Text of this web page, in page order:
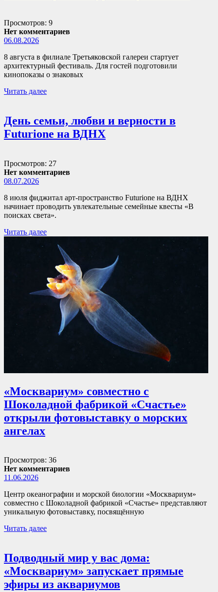
Просмотров: 9
Нет комментариев
06.08.2026
8 августа в филиале Третьяковской галереи стартует
архитектурный фестиваль. Для гостей подготовили
кинопоказы о знаковых
Читать далее
День семьи, любви и верности в
Futurione на ВДНХ
Просмотров: 27
Нет комментариев
08.07.2026
8 июля фиджитал арт-пространство Futurione на ВДНХ
начинает проводить увлекательные семейные квесты «В
поисках света».
Читать далее
«Москвариум» совместно с
Шоколадной фабрикой «Счастье»
открыли фотовыставку о морских
ангелах
Просмотров: 36
Нет комментариев
11.06.2026
Центр океанографии и морской биологии «Москвариум»
совместно с Шоколадной фабрикой «Счастье» представляют
уникальную фотовыставку, посвящённую
Читать далее
Подводный мир у вас дома:
«Москвариум» запускает прямые
эфиры из аквариумов